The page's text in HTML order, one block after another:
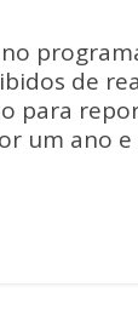
de
para
um ano